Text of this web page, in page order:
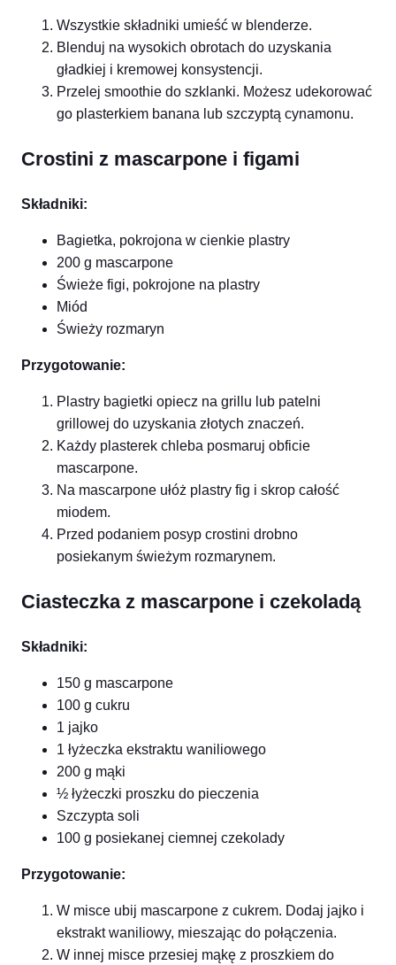
Wszystkie składniki umieść w blenderze.
Blenduj na wysokich obrotach do uzyskania
gładkiej i kremowej konsystencji.
Przelej smoothie do szklanki. Możesz udekorować
go plasterkiem banana lub szczyptą cynamonu.
Crostini z mascarpone i figami
Składniki:
Bagietka, pokrojona w cienkie plastry
200 g mascarpone
Świeże figi, pokrojone na plastry
Miód
Świeży rozmaryn
Przygotowanie:
Plastry bagietki opiecz na grillu lub patelni
grillowej do uzyskania złotych znaczeń.
Każdy plasterek chleba posmaruj obficie
mascarpone.
Na mascarpone ułóż plastry fig i skrop całość
miodem.
Przed podaniem posyp crostini drobno
posiekanym świeżym rozmarynem.
Ciasteczka z mascarpone i czekoladą
Składniki:
150 g mascarpone
100 g cukru
1 jajko
1 łyżeczka ekstraktu waniliowego
200 g mąki
½ łyżeczki proszku do pieczenia
Szczypta soli
100 g posiekanej ciemnej czekolady
Przygotowanie:
W misce ubij mascarpone z cukrem. Dodaj jajko i
ekstrakt waniliowy, mieszając do połączenia.
W innej misce przesiej mąkę z proszkiem do